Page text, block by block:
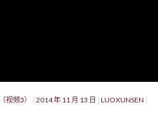
视频3） 2014 年 11 月 13 日
LUOXUNSEN